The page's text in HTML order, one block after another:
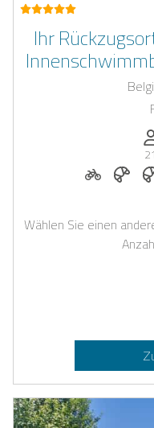
Ihr
und viel
21
Wählen Sie einen